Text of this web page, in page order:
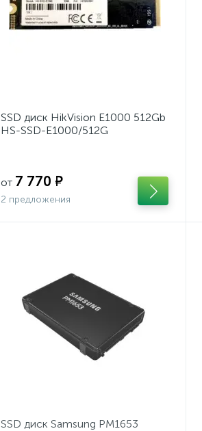
SSD диск HikVision E1000 512Gb
HS-SSD-E1000/512G
от 7 770 ₽
2 предложения
SSD диск Samsung PM1653